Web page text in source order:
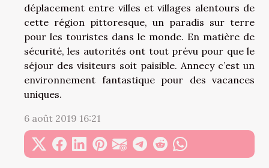
déplacement entre villes et villages alentours de
cette région pittoresque, un paradis sur terre
pour les touristes dans le monde. En matière de
sécurité, les autorités ont tout prévu pour que le
séjour des visiteurs soit paisible. Annecy c’est un
environnement fantastique pour des vacances
uniques.
6 août 2019 16:21